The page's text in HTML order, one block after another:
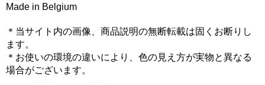
Made in Belgium
＊当サイト内の画像、商品説明の無断転載は固くお断りし
ます。
＊お使いの環境の違いにより、色の見え方が実物と異なる
場合がございます。